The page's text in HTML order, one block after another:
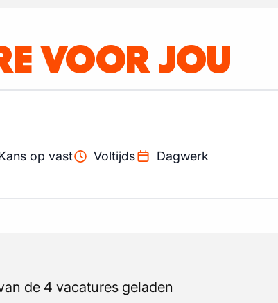
VOOR JOU
op vast Voltijds Dagwerk
de 4 vacatures geladen